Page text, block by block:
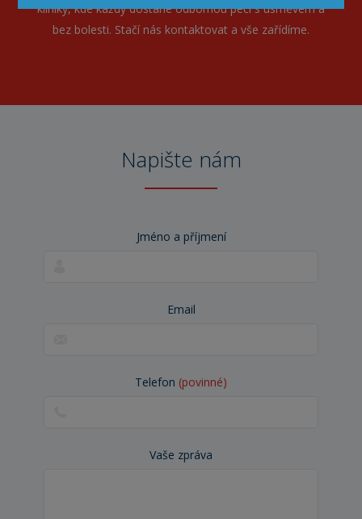
kliniky, kde každý dostane odbornou péči s úsměvem a
bez bolesti. Stačí nás kontaktovat a vše zařídíme.
Napište nám